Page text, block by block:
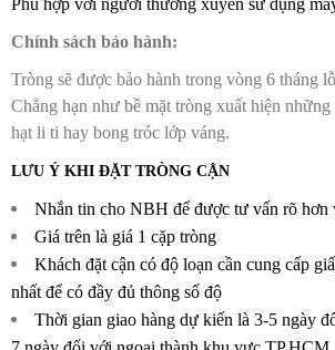
Chính sách bảo hành:
Tròng sẽ được bảo hành trong vòng 6 tháng
Chẳng hạn như bề mặt tròng xuất hiện
hạt li ti hay bong tróc lớp váng.
LƯU Ý KHI ĐẶT TRÒNG CẬN
Nhắn tin cho NBH để được tư vấn rõ hơn
Giá trên là giá 1 cặp tròng
Khách đặt cận có độ loạn cần cung cấp
nhất để có đầy đủ thông số độ
Thời gian giao hàng dự kiến là 3-5 ngày